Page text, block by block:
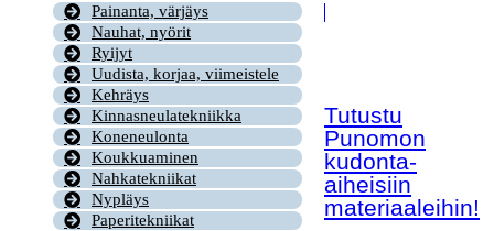
Painanta, värjäys
Nauhat, nyörit
Ryijyt
Uudista, korjaa, viimeistele
Kehräys
Kinnasneulatekniikka
Koneneulonta
Koukkuaminen
Nahkatekniikat
Nypläys
Paperitekniikat
Tutustu
Punomon
kudonta-
aiheisiin
materiaaleihin!